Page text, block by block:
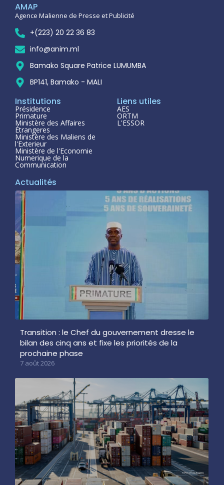
AMAP
Agence Malienne de Presse et Publicité
+(223) 20 22 36 83
info@anim.ml
Bamako Square Patrice LUMUMBA
BP141, Bamako - MALI
Institutions
Présidence
Primature
Ministère des Affaires
Étrangeres
Ministère des Maliens de
l'Exterieur
Ministère de l'Economie
Numerique de la
Communication
Liens utiles
AES
ORTM
L'ESSOR
Actualités
Transition : le Chef du gouvernement dresse le
bilan des cinq ans et fixe les priorités de la
prochaine phase
7 août 2026